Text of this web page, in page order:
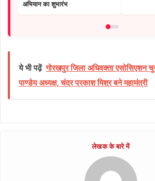
अभियान का शुभारंभ
ये भी पढ़ें गोरखपुर जिला अधिवक्ता एसोसिएशन
पाण्डेय अध्यक्ष, चंद्र प्रकाश मिश्र बने महामंत्री